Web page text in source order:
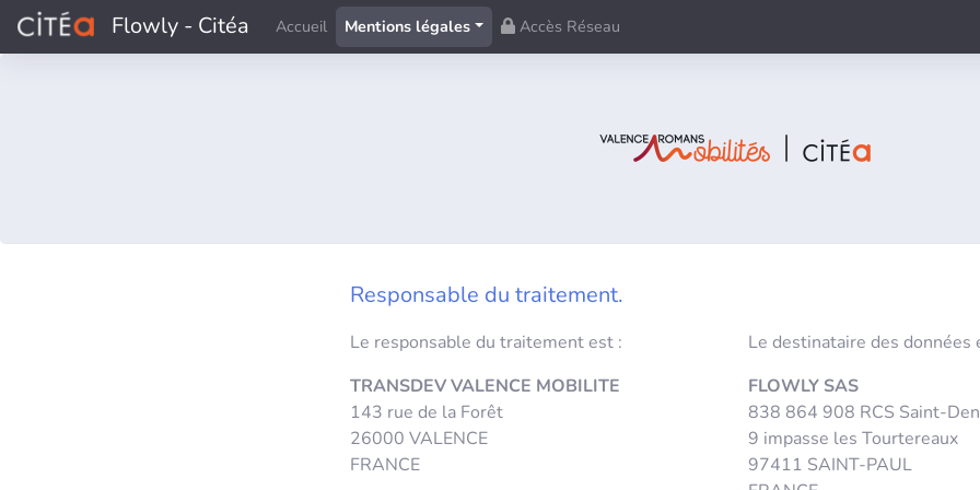
Flowly - Citéa Accueil Mentions légales Accès Réseau
Responsable du traitement.
Le responsable du traitement est :
TRANSDEV VALENCE MOBILITE
143 rue de la Forêt
26000 VALENCE
FRANCE
Le destinataire des données
FLOWLY SAS
838 864 908 RCS Saint-
9 impasse les Tourtereaux
97411 SAINT-PAUL